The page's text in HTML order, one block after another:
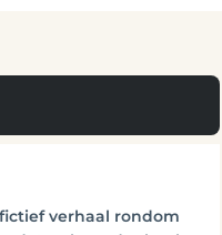
verhaal rondom